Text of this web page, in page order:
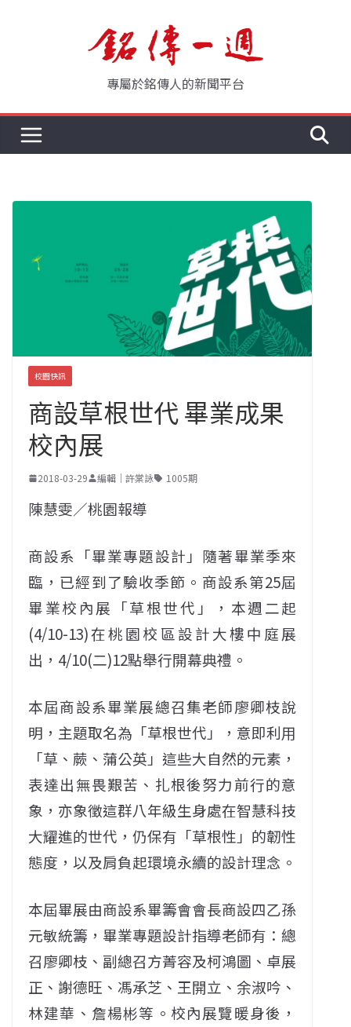
專屬於銘傳人的新聞平台
校園快訊
商設草根世代 畢業成果
校內展
2018-03-29 編輯｜許棠詠 1005期
陳慧雯／桃園報導
商設系「畢業專題設計」隨著畢業季來
臨，已經到了驗收季節。商設系第25屆
畢業校內展「草根世代」，本週二起
(4/10-13)在桃園校區設計大樓中庭展
出，4/10(二)12點舉行開幕典禮。
本屆商設系畢業展總召集老師廖卿枝說
明，主題取名為「草根世代」，意即利用
「草、蕨、蒲公英」這些大自然的元素，
表達出無畏艱苦、扎根後努力前行的意
象，亦象徵這群八年級生身處在智慧科技
大耀進的世代，仍保有「草根性」的韌性
態度，以及肩負起環境永續的設計理念。
本屆畢展由商設系畢籌會會長商設四乙孫
元敏統籌，畢業專題設計指導老師有：總
召廖卿枝、副總召方菁容及柯鴻圖、卓展
正、謝德旺、馮承芝、王開立、余淑吟、
林建華、詹楊彬等。校內展覽暖身後，